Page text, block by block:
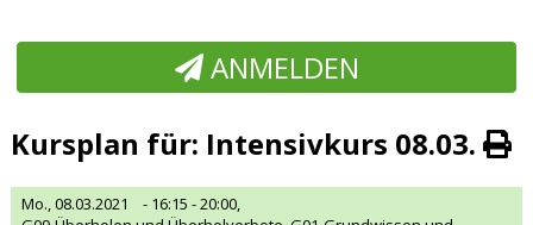
ANMELDEN
Kursplan für: Intensivkurs 08.03.
Mo., 08.03.2021
- 16:15 - 20:00,